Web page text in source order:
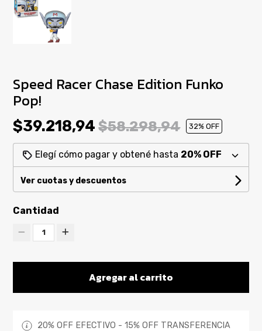
Speed Racer Chase Edition Funko
Pop!
$39.218,94$58.298,94 32% OFF
Elegí cómo pagar y obtené hasta 20% OFF
Ver cuotas y descuentos
Cantidad
1
Agregar al carrito
20% OFF EFECTIVO - 15% OFF TRANSFERENCIA